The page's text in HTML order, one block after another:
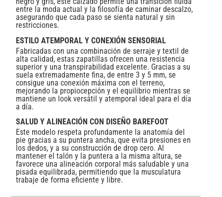
entre la moda actual y la filosofía de caminar descalzo,
asegurando que cada paso se sienta natural y sin
restricciones.
ESTILO ATEMPORAL Y CONEXIÓN SENSORIAL
Fabricadas con una combinación de serraje y textil de
alta calidad, estas zapatillas ofrecen una resistencia
superior y una transpirabilidad excelente. Gracias a su
suela extremadamente fina, de entre 3 y 5 mm, se
consigue una conexión máxima con el terreno,
mejorando la propiocepción y el equilibrio mientras se
mantiene un look versátil y atemporal ideal para el día
a día.
SALUD Y ALINEACIÓN CON DISEÑO BAREFOOT
Este modelo respeta profundamente la anatomía del
pie gracias a su puntera ancha, que evita presiones en
los dedos, y a su construcción de drop cero. Al
mantener el talón y la puntera a la misma altura, se
favorece una alineación corporal más saludable y una
pisada equilibrada, permitiendo que la musculatura
trabaje de forma eficiente y libre.